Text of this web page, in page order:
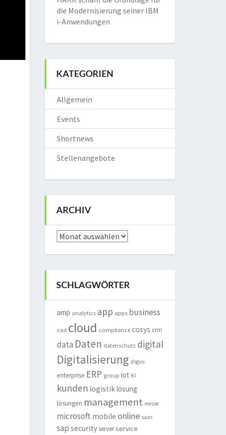
die Modernisierung seiner IBM
i-Anwendungen
KATEGORIEN
Allgemein
Events
Shortnews
Stellenangebote
ARCHIV
Archiv
SCHLAGWÖRTER
amp analytics app apps business
cad cloud compliance cosys crm
data Daten datenschutz digital
Digitalisierung dsgvo
enterprise ERP group iot KI
kunden logistiklösung
lösungen management messe
microsoft mobile online saas
sap security server service